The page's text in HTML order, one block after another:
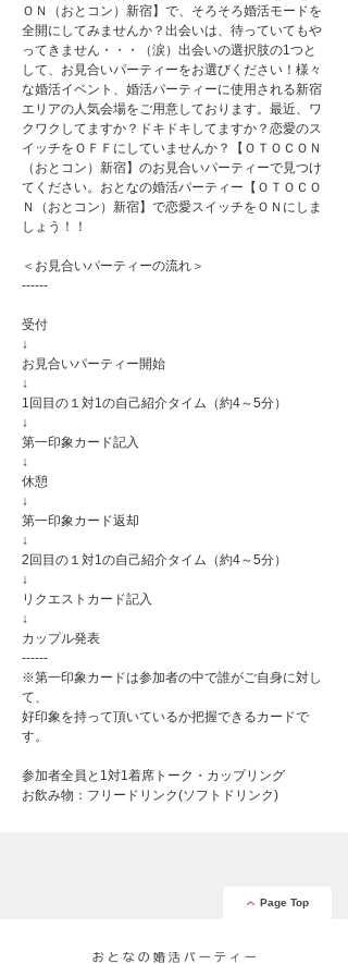
ＯＮ（おとコン）新宿】で、そろそろ婚活モードを
全開にしてみませんか？出会いは、待っていてもや
ってきません・・・（涙）出会いの選択肢の1つと
して、お見合いパーティーをお選びください！様々
な婚活イベント、婚活パーティーに使用される新宿
エリアの人気会場をご用意しております。最近、ワ
クワクしてますか？ドキドキしてますか？恋愛のス
イッチをＯＦＦにしていませんか？【ＯＴＯＣＯＮ
（おとコン）新宿】のお見合いパーティーで見つけ
てください。おとなの婚活パーティー【ＯＴＯＣＯ
Ｎ（おとコン）新宿】で恋愛スイッチをＯＮにしま
しょう！！
＜お見合いパーティーの流れ＞
------
受付
↓
お見合いパーティー開始
↓
1回目の１対1の自己紹介タイム（約4～5分）
↓
第一印象カード記入
↓
休憩
↓
第一印象カード返却
↓
2回目の１対1の自己紹介タイム（約4～5分）
↓
リクエストカード記入
↓
カップル発表
------
※第一印象カードは参加者の中で誰がご自身に対し
て、
好印象を持って頂いているか把握できるカードで
す。
参加者全員と1対1着席トーク・カップリング
お飲み物：フリードリンク(ソフトドリンク)
Page Top